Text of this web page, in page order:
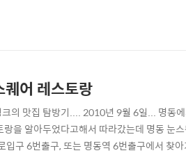
문점이라 짜장이 없습니다 ^^) 홍콩반점은
어 레스토랑
의 맛집 탐방기.... 2010년 9월 6일... 명동
을 알아두었다고해서 따라갔는데 명동 눈
구 6번출구, 또는 명동역 6번출구에서 찾